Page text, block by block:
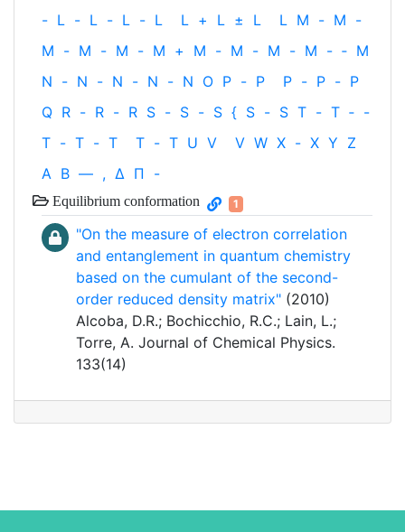
- L - L - L - L L + L ± L L M - M -
M - M - M - M + M - M - M - M - ‐ M
N - N - N - N - N O P - P P - P - P
Q R - R - R S - S - S { S - S T - T ‐ -
T - T - T T - T U V V W X - X Y Z
Α Β — , Δ Π -
Equilibrium conformation 1
"On the measure of electron correlation
and entanglement in quantum chemistry
based on the cumulant of the second-
order reduced density matrix" (2010)
Alcoba, D.R.; Bochicchio, R.C.; Lain, L.;
Torre, A. Journal of Chemical Physics.
133(14)